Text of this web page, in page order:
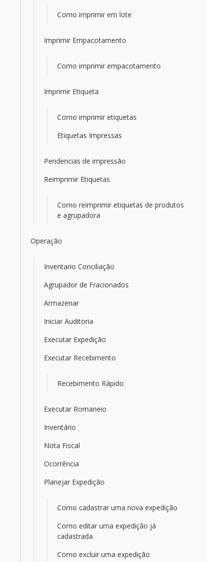
Como imprimir em lote
Imprimir Empacotamento
Como imprimir empacotamento
Imprimir Etiqueta
Como imprimir etiquetas
Etiquetas Impressas
Pendencias de impressão
Reimprimir Etiquetas
Como reimprimir etiquetas de produtos
e agrupadora
Operação
Inventario Conciliação
Agrupador de Fracionados
Armazenar
Iniciar Auditoria
Executar Expedição
Executar Recebimento
Recebimento Rápido
Executar Romaneio
Inventário
Nota Fiscal
Ocorrência
Planejar Expedição
Como cadastrar uma nova expedição
Como editar uma expedição já
cadastrada
Como excluir uma expedição